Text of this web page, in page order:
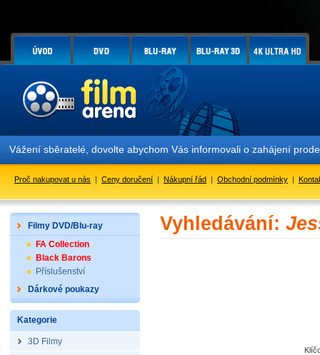
Vážení sběratelé, dovolte abychom Vás informovali o zahájení
Proč nakupovat u nás | Ceny doručení | Nákupní řád | Obchodní podmínky |
Filmy DVD/Blu-ray
FA Collection
Black Barons
Příslušenství
Dárkové poukazy
Kategorie
3D Filmy
Vyhledávání: